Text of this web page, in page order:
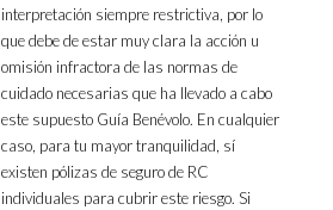
interpretación siempre restrictiva, por lo
que debe de estar muy clara la acción u
omisión infractora de las normas de
cuidado necesarias que ha llevado a cabo
este supuesto Guía Benévolo. En cualquier
caso, para tu mayor tranquilidad, sí
existen pólizas de seguro de RC
individuales para cubrir este riesgo. Si